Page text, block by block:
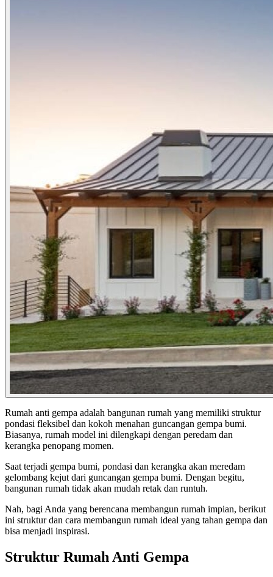
Rumah anti gempa adalah bangunan rumah yang memiliki struktur
pondasi fleksibel dan kokoh menahan guncangan gempa bumi.
Biasanya, rumah model ini dilengkapi dengan peredam dan
kerangka penopang momen.
Saat terjadi gempa bumi, pondasi dan kerangka akan meredam
gelombang kejut dari guncangan gempa bumi. Dengan begitu,
bangunan rumah tidak akan mudah retak dan runtuh.
Nah, bagi Anda yang berencana membangun rumah impian, berikut
ini struktur dan cara membangun rumah ideal yang tahan gempa dan
bisa menjadi inspirasi.
Struktur Rumah Anti Gempa